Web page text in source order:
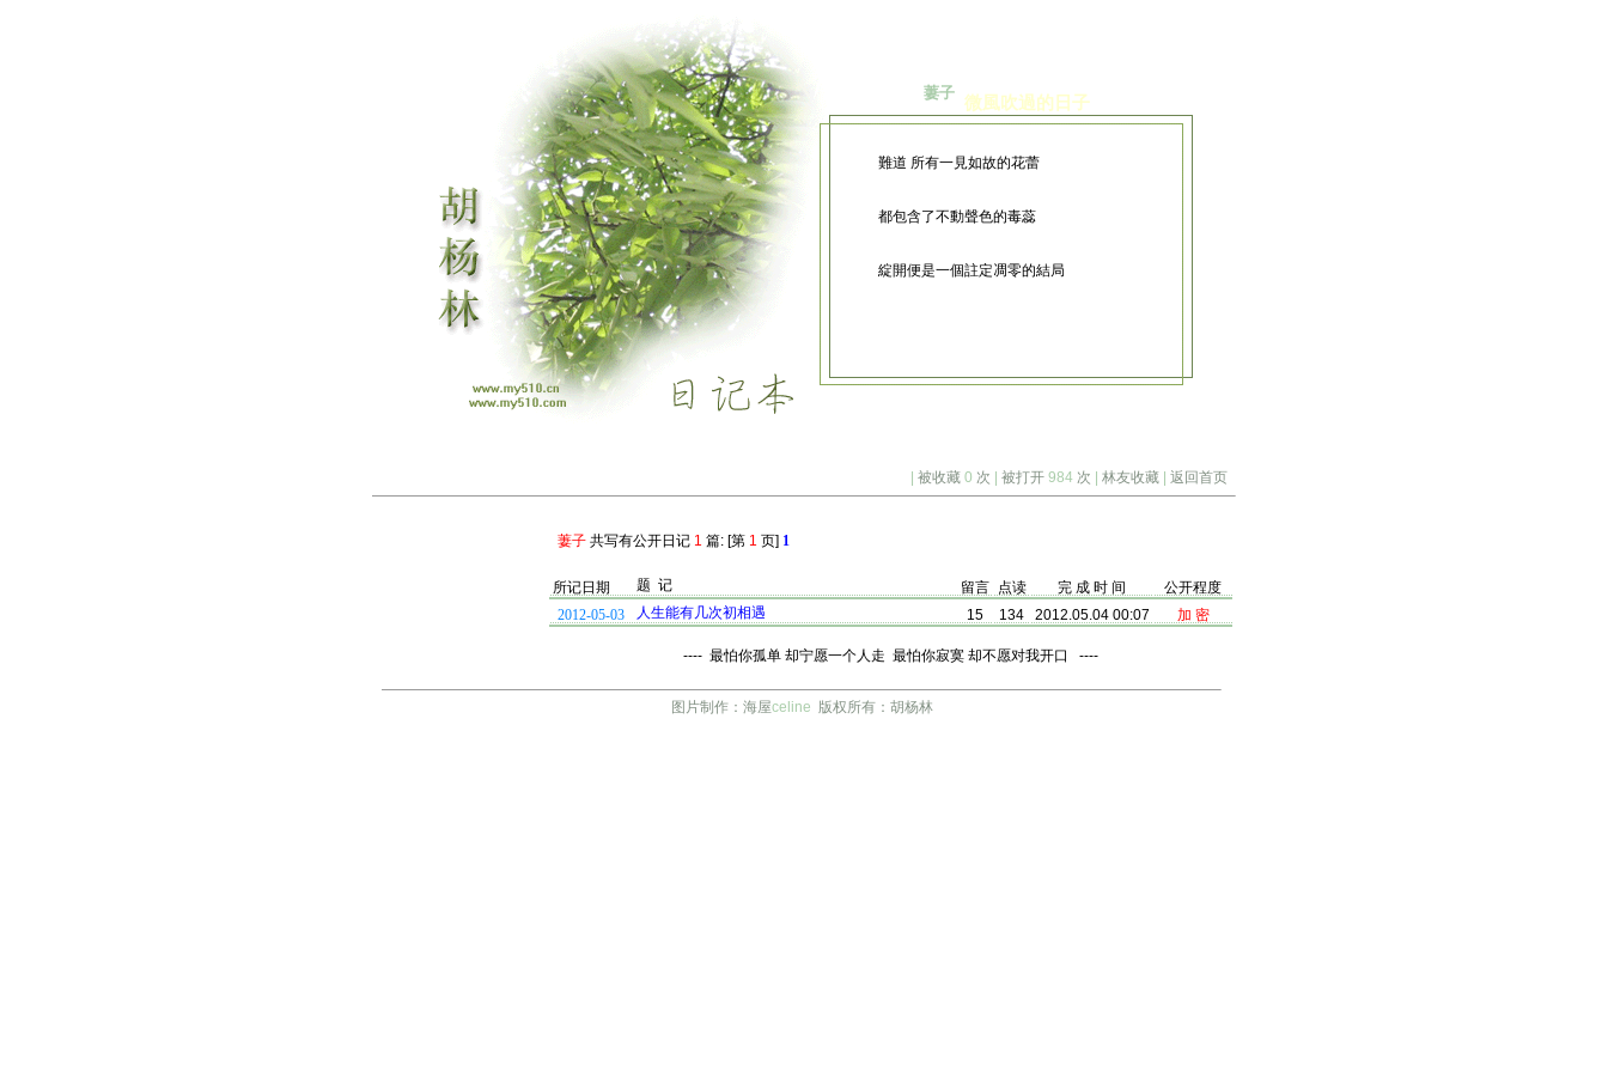
萋子
微風吹過的日子
難道 所有一見如故的花蕾
都包含了不動聲色的毒蕊
綻開便是一個註定凋零的結局
被收藏 0 次 被打开 984 次 林友收藏 返回首页
萋子 共写有公开日记 1 篇: [第 1 页] 1
所记日期 题 记 留言 点读 完 成 时 间
公开程度
2012-05-03
人生能有几次初相遇 15 134 2012.05.04 00:07 加 密
---- 最怕你孤单 却宁愿一个人走 最怕你寂寞 却不愿对我开口 ----
图片制作：海屋celine 版权所有：胡杨林